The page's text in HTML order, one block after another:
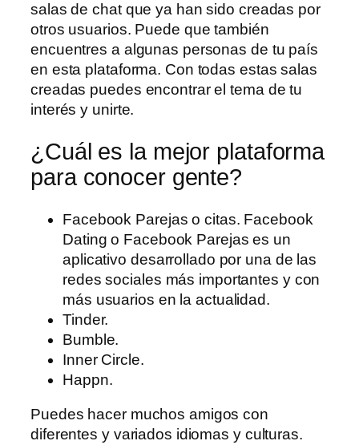
salas de chat que ya han sido creadas por
otros usuarios. Puede que también
encuentres a algunas personas de tu país
en esta plataforma. Con todas estas salas
creadas puedes encontrar el tema de tu
interés y unirte.
¿Cuál es la mejor plataforma
para conocer gente?
Facebook Parejas o citas. Facebook
Dating o Facebook Parejas es un
aplicativo desarrollado por una de las
redes sociales más importantes y con
más usuarios en la actualidad.
Tinder.
Bumble.
Inner Circle.
Happn.
Puedes hacer muchos amigos con
diferentes y variados idiomas y culturas.